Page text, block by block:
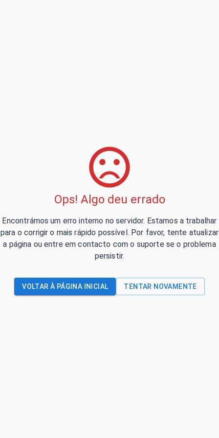
Ops! Algo deu errado
Encontrámos um erro interno no servidor. Estamos a trabalhar
para o corrigir o mais rápido possível. Por favor, tente atualizar
a página ou entre em contacto com o suporte se o problema
persistir.
VOLTAR À PÁGINA INICIAL TENTAR NOVAMENTE